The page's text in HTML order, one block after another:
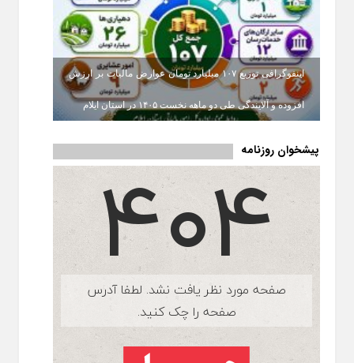
اینفوگرافی توزیع ۱۰۷ میلیارد تومان عوارض مالیات بر ارزش
افزوده و آلایندگی طی دو ماهه نخست ۱۴۰۵ در استان ایلام
پیشخوان روزنامه